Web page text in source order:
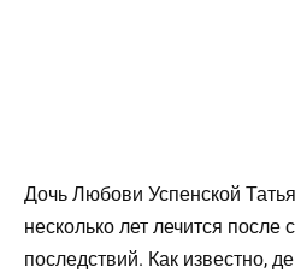
Дочь Любови Успенской
несколько лет лечится после
последствий. Как известно,